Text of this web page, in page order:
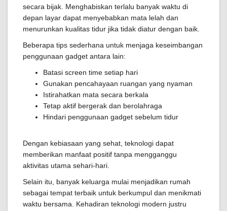
secara bijak. Menghabiskan terlalu banyak waktu di
depan layar dapat menyebabkan mata lelah dan
menurunkan kualitas tidur jika tidak diatur dengan baik.
Beberapa tips sederhana untuk menjaga keseimbangan
penggunaan gadget antara lain:
Batasi screen time setiap hari
Gunakan pencahayaan ruangan yang nyaman
Istirahatkan mata secara berkala
Tetap aktif bergerak dan berolahraga
Hindari penggunaan gadget sebelum tidur
Dengan kebiasaan yang sehat, teknologi dapat
memberikan manfaat positif tanpa mengganggu
aktivitas utama sehari-hari.
Selain itu, banyak keluarga mulai menjadikan rumah
sebagai tempat terbaik untuk berkumpul dan menikmati
waktu bersama. Kehadiran teknologi modern justru